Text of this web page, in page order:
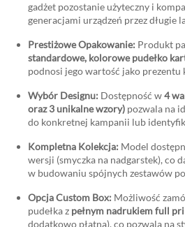
gadżet pozostanie użyteczny i
generacjami urządzeń przez długie
Prestiżowe Opakowanie: Produkt
standardowe, kolorowe pudełko
podnosi jego wartość jako prezentu
Wybór Designu: Dostępność w4
oraz 3 unikalne wzory) pozwala na
do konkretnej kampanii lub
Kompletna Kolekcja: Model
wersji (smyczka na nadgarstek), co
w budowaniu spójnych zestawów
Opcja Custom Box: Możliwość
pudełka z pełnym nadrukiem full
dodatkowo płatna), co pozwala na